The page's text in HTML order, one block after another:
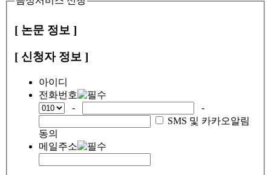
[ 논문 정보 ]
[ 신청자 정보 ]
아이디
전화번호
-
-
SMS 및 카카오알림
동의
메일주소